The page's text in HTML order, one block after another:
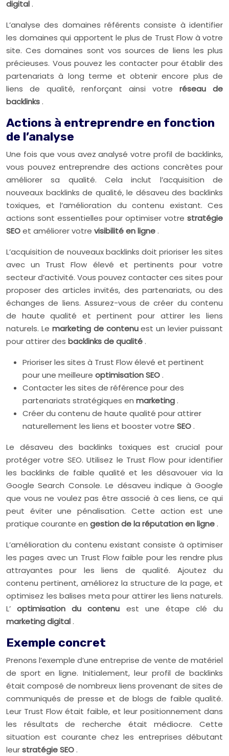
digital.
L’analyse des domaines référents consiste à identifier
les domaines qui apportent le plus de Trust Flow à votre
site. Ces domaines sont vos sources de liens les plus
précieuses. Vous pouvez les contacter pour établir des
partenariats à long terme et obtenir encore plus de
liens de qualité, renforçant ainsi votre réseau de
backlinks.
Actions à entreprendre en fonction
de l’analyse
Une fois que vous avez analysé votre profil de backlinks,
vous pouvez entreprendre des actions concrètes pour
améliorer sa qualité. Cela inclut l’acquisition de
nouveaux backlinks de qualité, le désaveu des backlinks
toxiques, et l’amélioration du contenu existant. Ces
actions sont essentielles pour optimiser votre stratégie
SEOet améliorer votre visibilité en ligne.
L’acquisition de nouveaux backlinks doit prioriser les sites
avec un Trust Flow élevé et pertinents pour votre
secteur d’activité. Vous pouvez contacter ces sites pour
proposer des articles invités, des partenariats, ou des
échanges de liens. Assurez-vous de créer du contenu
de haute qualité et pertinent pour attirer les liens
naturels. Le marketing de contenuest un levier puissant
pour attirer des backlinks de qualité.
Prioriser les sites à Trust Flow élevé et pertinent
pour une meilleure optimisation SEO.
Contacter les sites de référence pour des
partenariats stratégiques en marketing.
Créer du contenu de haute qualité pour attirer
naturellement les liens et booster votre SEO.
Le désaveu des backlinks toxiques est crucial pour
protéger votre SEO. Utilisez le Trust Flow pour identifier
les backlinks de faible qualité et les désavouer via la
Google Search Console. Le désaveu indique à Google
que vous ne voulez pas être associé à ces liens, ce qui
peut éviter une pénalisation. Cette action est une
pratique courante en gestion de la réputation en ligne.
L’amélioration du contenu existant consiste à optimiser
les pages avec un Trust Flow faible pour les rendre plus
attrayantes pour les liens de qualité. Ajoutez du
contenu pertinent, améliorez la structure de la page, et
optimisez les balises meta pour attirer les liens naturels.
L’optimisation du contenu est une étape clé du
marketing digital.
Exemple concret
Prenons l’exemple d’une entreprise de vente de matériel
de sport en ligne. Initialement, leur profil de backlinks
était composé de nombreux liens provenant de sites de
communiqués de presse et de blogs de faible qualité.
Leur Trust Flow était faible, et leur positionnement dans
les résultats de recherche était médiocre. Cette
situation est courante chez les entreprises débutant
leurstratégie SEO.